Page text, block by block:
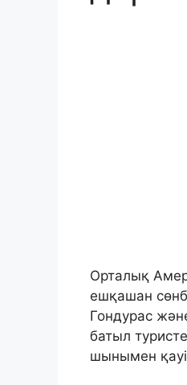
Орталық
ешқашан
Гондурас
батыл
шынымен